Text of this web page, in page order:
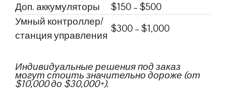
Доп. аккумуляторы
$150 – $500
Умный контроллер/
станция управления
$300 – $1,000
Индивидуальные решения под заказ
могут стоить значительно дороже (от
$10,000 до $30,000+).